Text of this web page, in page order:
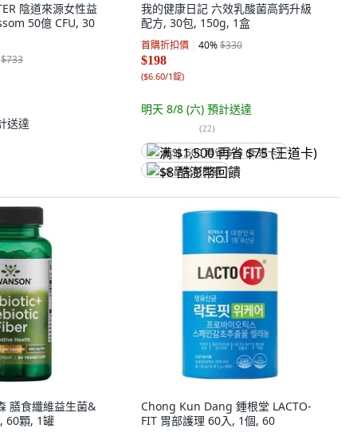
陰道來源女性益
50億 CFU, 30
$733
送達
我的健康日記 六效乳酸菌高鈣升級
配方, 30包, 150g, 1盒
首購折扣價 40%$330
$198
($6.60/1錠)
明天 8/8 (六) 預計送達
(22)
满 $1,500 再省 $75 (王道卡)
$8 酷澎幣回饋
膳食纖維益生菌&
60顆, 1罐
Chong Kun Dang 鍾根堂 LACTO-
FIT 胃部護理 60入, 1個, 60